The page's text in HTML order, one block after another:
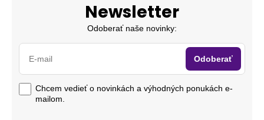
Newsletter
Odoberať naše novinky:
Odoberať
Chcem vedieť o novinkách a výhodných ponukách e-
mailom.